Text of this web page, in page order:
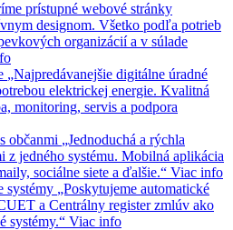
prístupné webové stránky
designom. Všetko podľa potrieb
organizácií a v súlade
„Najpredávanejšie digitálne úradné
elektrickej energie. Kvalitná
monitoring, servis a podpora
občanmi „Jednoduchá a rýchla
z jedného systému. Mobilná aplikácia
sociálne siete a ďalšie.“ Viac info
systémy „Poskytujeme automatické
a Centrálny register zmlúv ako
systémy.“ Viac info